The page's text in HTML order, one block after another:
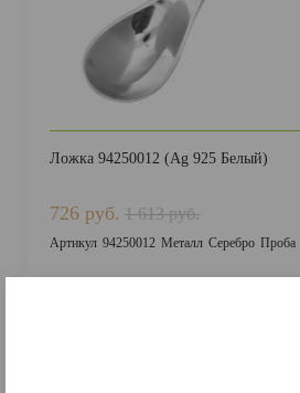
Ложка 94250012 (Ag 925 Белый)
726 руб. 1 613 руб.
Артикул 94250012 Металл Серебро Проба